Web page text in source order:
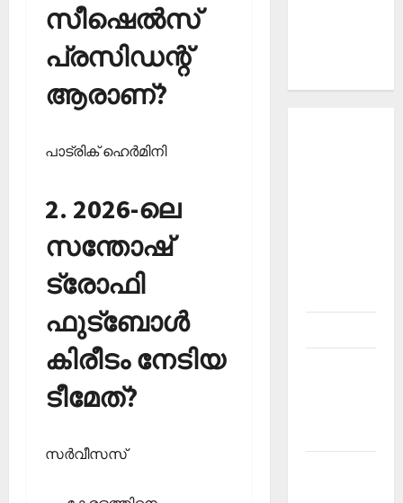
സീഷെല്‍സ്
പ്രസിഡന്റ്
ആരാണ്?
പാട്രിക് ഹെര്‍മിനി
2. 2026-ലെ
സന്തോഷ്
ട്രോഫി
ഫുട്‌ബോള്‍
കിരീടം നേടിയ
ടീമേത്?
സര്‍വീസസ്